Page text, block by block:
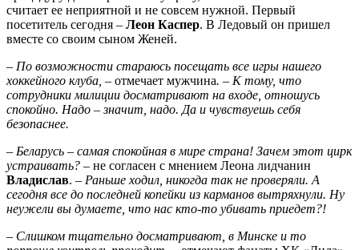
считает ее неприятной и не совсем нужной. Первый
посетитель сегодня – Леон Каспер. В Ледовый он пришел
вместе со своим сыном Женей.
– По возможности стараюсь посещать все игры нашего
хоккейного клуба, – отмечает мужчина. – К тому, что
сотрудники милиции досматривают на входе, отношусь
спокойно. Надо – значит, надо. Да и чувствуешь себя
безопаснее.
– Беларусь – самая спокойная в мире страна! Зачем этот цирк
устраивать? – не согласен с мнением Леона лидчанин
Владислав. – Раньше ходил, никогда так не проверяли. А
сегодня все до последней копейки из карманов вытряхнули. Ну
неужели вы думаете, что нас кто-то убивать приедет?!
– Слишком тщательно досматривают, в Минске и то